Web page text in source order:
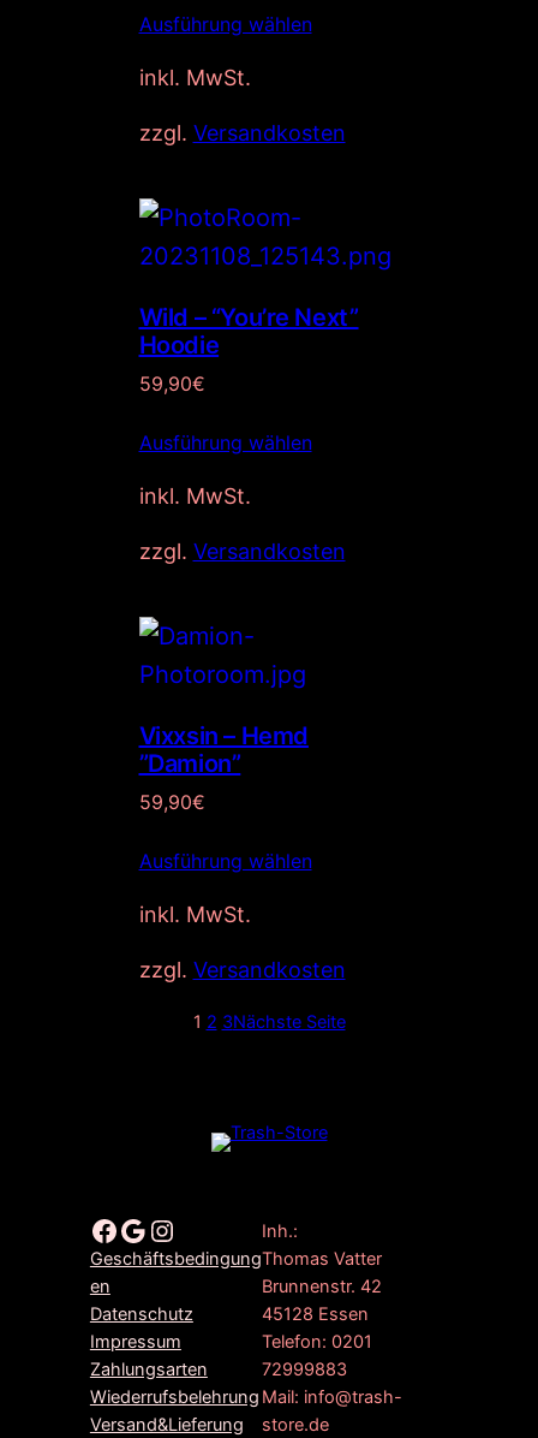
Ausführung wählen
inkl. MwSt.
zzgl. Versandkosten
Wild – “You’re Next”
Hoodie
59,90€
Ausführung wählen
inkl. MwSt.
zzgl. Versandkosten
Vixxsin – Hemd
”Damion”
59,90€
Ausführung wählen
inkl. MwSt.
zzgl. Versandkosten
1 2 3Nächste Seite
Facebook Google Instagram
Geschäftsbedingung
en
Datenschutz
Impressum
Zahlungsarten
Wiederrufsbelehrung
Versand&Lieferung
Inh.:
Thomas Vatter
Brunnenstr. 42
45128 Essen
Telefon: 0201
72999883
Mail: info@trash-
store.de